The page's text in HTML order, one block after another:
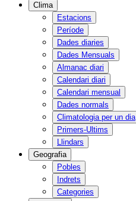
Clima
Estacions
Període
Dades diaries
Dades Mensuals
Almanac diari
Calendari diari
Calendari mensual
Dades normals
Climatologia per un dia
Primers-Ultims
Llindars
Geografia
Pobles
Indrets
Categories